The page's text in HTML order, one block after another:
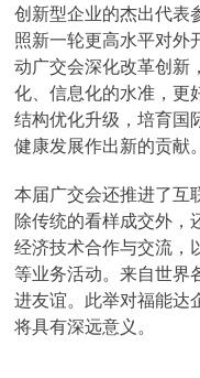
创新型企业的杰出代表
照新一轮更高水平对外
动广交会深化改革创新
化、信息化的水准，更
结构优化升级，培育国
健康发展作出新的贡献。
本届广交会还推进了互
除传统的看样成交外，
经济技术合作与交流，
等业务活动。来自世界
进友谊。此举对福能达
将具有深远意义。